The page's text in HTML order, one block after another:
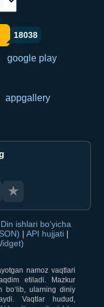
18038
★
Din ishlari bo‘yicha
| API hujjati |
namoz vaqtlari
etiladi. Mazkur
bo‘lib, ularning diniy
Vaqtlar hudud,